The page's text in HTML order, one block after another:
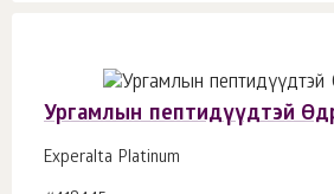
Ургамлын пептидүүдтэй
Experalta Platinum